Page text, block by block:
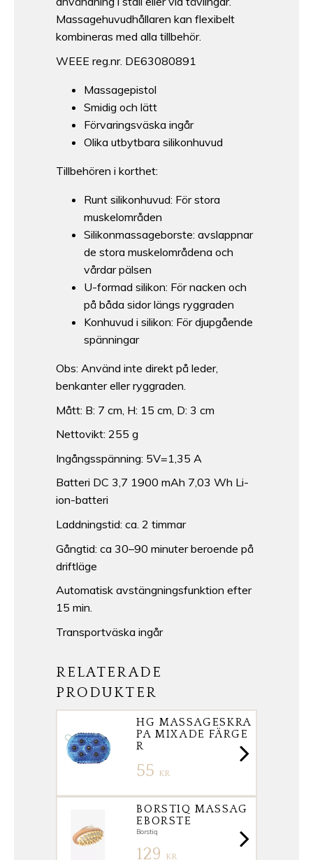
Massagehuvudhållaren kan flexibelt
kombineras med alla tillbehör.
WEEE reg.nr. DE63080891
Massagepistol
Smidig och lätt
Förvaringsväska ingår
Olika utbytbara silikonhuvud
Tillbehören i korthet:
Runt silikonhuvud: För stora
muskelområden
Silikonmassageborste: avslappnar
de stora muskelområdena och
vårdar pälsen
U-formad silikon: För nacken och
på båda sidor längs ryggraden
Konhuvud i silikon: För djupgående
spänningar
Obs: Använd inte direkt på leder,
benkanter eller ryggraden.
Mått: B: 7 cm, H: 15 cm, D: 3 cm
Nettovikt: 255 g
Ingångsspänning: 5V=1,35 A
Batteri DC 3,7 1900 mAh 7,03 Wh Li-
ion-batteri
Laddningstid: ca. 2 timmar
Gångtid: ca 30–90 minuter beroende på
driftläge
Automatisk avstängningsfunktion efter
15 min.
Transportväska ingår
RELATERADE
PRODUKTER
HG MASSAGESKRA
PA MIXADE FÄRGE
R
55 KR
BORSTIQ MASSAG
EBORSTE
Borstiq
129 KR